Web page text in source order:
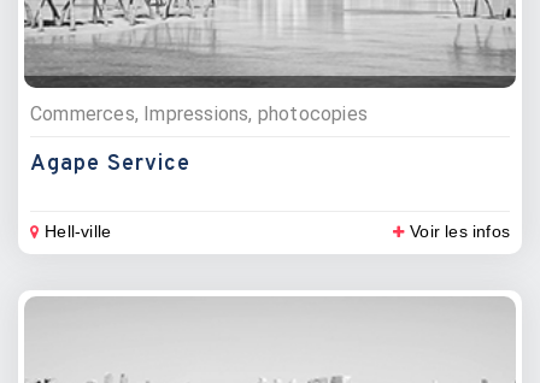
Commerces, Impressions, photocopies
Agape Service
Hell-ville Voir les infos